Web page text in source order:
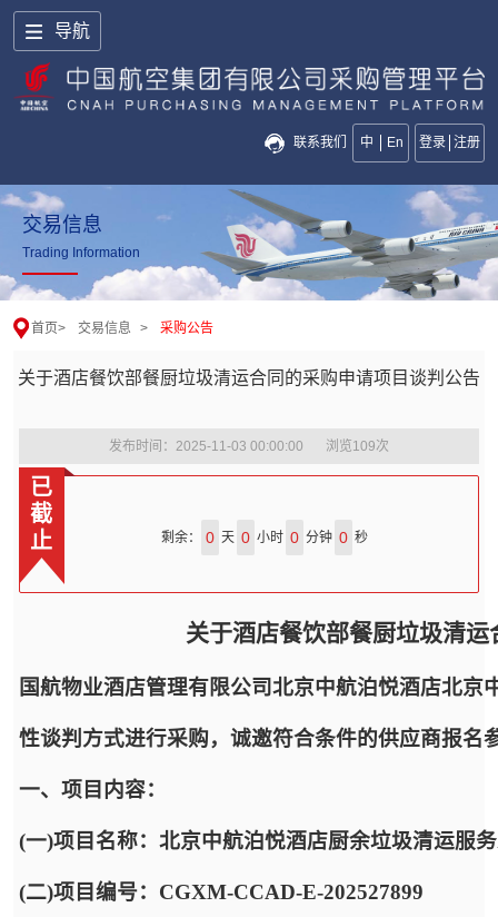
导航
联系我们 中 En 登录 注册
交易信息
Trading Information
首页> 交易信息 > 采购公告
关于酒店餐饮部餐厨垃圾清运合同的采购申请项目谈判公告
发布时间：2025-11-03 00:00:00 浏览109次
已
截
止
剩余： 0 天 0 小时 0 分钟 0 秒
关于酒店餐饮部餐厨垃圾清
国航物业酒店管理有限公司北京中航泊悦酒店北
性谈判方式进行采购，诚邀符合条件的供应商报名
一、项目内容：
(一)项目名称：北京中航泊悦酒店厨余垃圾清运服
(二)项目编号：CGXM-CCAD-E-202527899